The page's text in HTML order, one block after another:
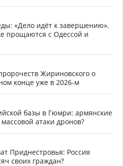
«Дело идёт к завершению».
прощаются с Одессой и
Жириновского о
конце уже в 2026-м
базы в Гюмри: армянские
атаки дронов?
Приднестровья: Россия
своих граждан?